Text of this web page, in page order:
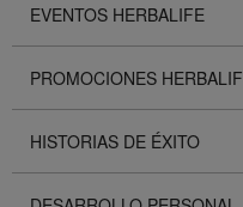
EVENTOS HERBALIFE
PROMOCIONES
HISTORIAS DE ÉXITO